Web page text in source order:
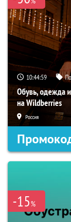
10:44:58
Обувь, одежда
на Wildberries
Россия
-15%